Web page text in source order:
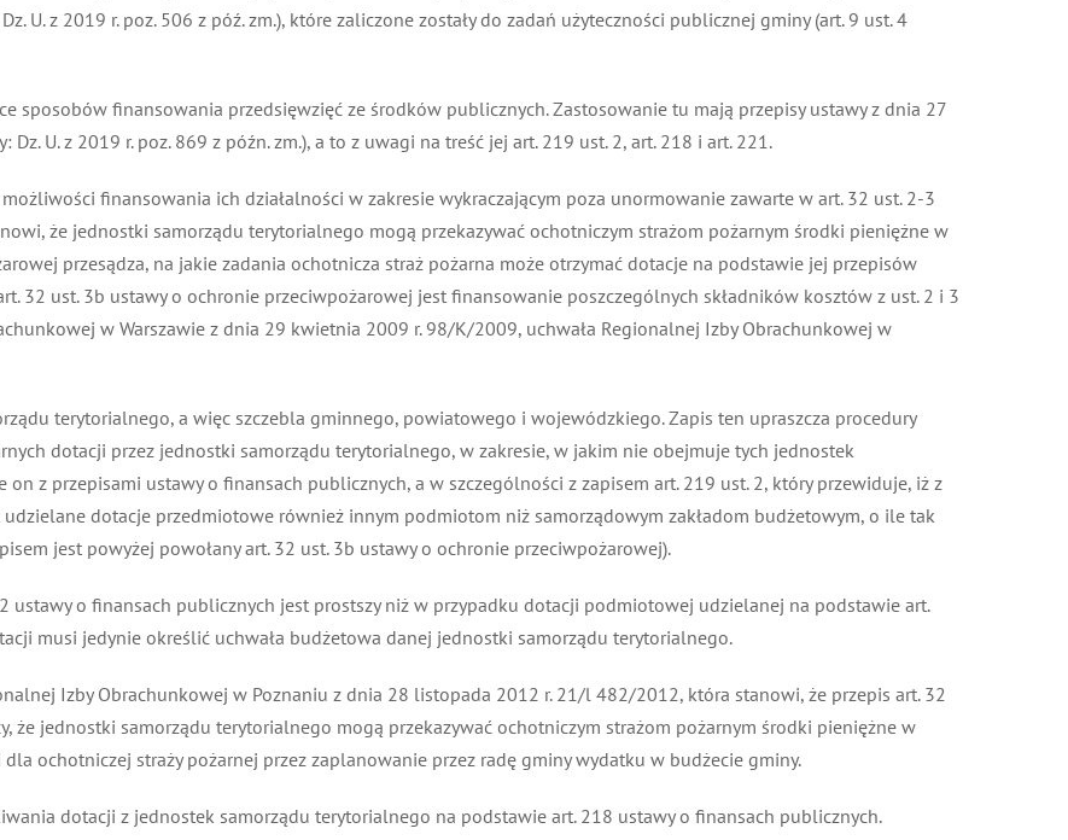
U. z 2019 r. poz. 506 z póź. zm.), które zaliczone zostały do zadań użyteczności publicznej gminy (art. 9 ust. 4
sposobów finansowania przedsięwzięć ze środków publicznych. Zastosowanie tu mają przepisy ustawy z dnia 27
U. z 2019 r. poz. 869 z późn. zm.), a to z uwagi na treść jej art. 219 ust. 2, art. 218 i art. 221.
finansowania ich działalności w zakresie wykraczającym poza unormowanie zawarte w art. 32 ust. 2-3
że jednostki samorządu terytorialnego mogą przekazywać ochotniczym strażom pożarnym środki pieniężne w
przesądza, na jakie zadania ochotnicza straż pożarna może otrzymać dotacje na podstawie jej przepisów
32 ust. 3b ustawy o ochronie przeciwpożarowej jest finansowanie poszczególnych składników kosztów z ust. 2 i 3
w Warszawie z dnia 29 kwietnia 2009 r. 98/K/2009, uchwała Regionalnej Izby Obrachunkowej w
terytorialnego, a więc szczebla gminnego, powiatowego i wojewódzkiego. Zapis ten upraszcza procedury
dotacji przez jednostki samorządu terytorialnego, w zakresie, w jakim nie obejmuje tych jednostek
z przepisami ustawy o finansach publicznych, a w szczególności z zapisem art. 219 ust. 2, który przewiduje, iż z
dotacje przedmiotowe również innym podmiotom niż samorządowym zakładom budżetowym, o ile tak
jest powyżej powołany art. 32 ust. 3b ustawy o ochronie przeciwpożarowej).
o finansach publicznych jest prostszy niż w przypadku dotacji podmiotowej udzielanej na podstawie art.
musi jedynie określić uchwała budżetowa danej jednostki samorządu terytorialnego.
Izby Obrachunkowej w Poznaniu z dnia 28 listopada 2012 r. 21/l 482/2012, która stanowi, że przepis art. 32
że jednostki samorządu terytorialnego mogą przekazywać ochotniczym strażom pożarnym środki pieniężne w
ochotniczej straży pożarnej przez zaplanowanie przez radę gminy wydatku w budżecie gminy.
dotacji z jednostek samorządu terytorialnego na podstawie art. 218 ustawy o finansach publicznych.